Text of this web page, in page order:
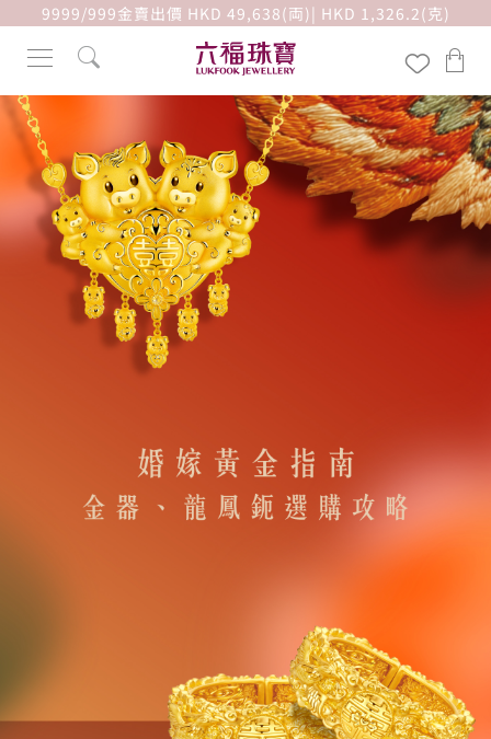
9999/999金賣出價 HKD 49,638(両)| HKD 1,326.2(克)